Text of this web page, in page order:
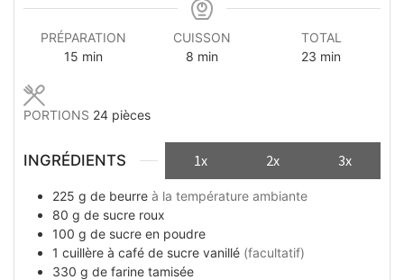
PRÉPARATION
15minutes
min
CUISSON
8 minutes
min
TOTAL
23 minutes
min
PORTIONS 24 pièces
INGRÉDIENTS 1x 2x 3x
225 g de beurre à la température ambiante
80 g de sucre roux
100 g de sucre en poudre
1 cuillère à café de sucre vanillé (facultatif)
330 g de farine tamisée